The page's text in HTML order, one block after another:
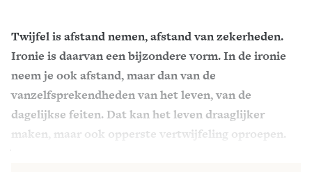
Twijfel is afstand nemen, afstand van zekerheden.
Ironie is daarvan een bijzondere vorm. In de ironie
neem je ook afstand, maar dan van de
vanzelfsprekendheden van het leven, van de
dagelijkse feiten. Dat kan het leven draaglijker
maken, maar ook opperste vertwijfeling oproepen.